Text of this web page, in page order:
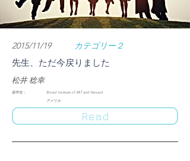
2015/11/19 カテゴリー２
先生、ただ今戻りました
松井 稔幸
​留学先：
Broad Institute of MIT and Harvard
アメリカ
Read